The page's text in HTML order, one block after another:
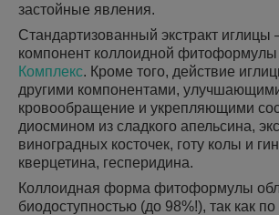
застойные явления.
Стандартизованный экстракт иглицы
компонент коллоидной фитоформулы
Комплекс. Кроме того, действие
другими компонентами,
кровообращение и укрепляющими
диосмином из сладкого апельсина,
виноградных косточек, готу колы и
кверцетина, гесперидина.
Коллоидная форма фитоформулы
биодоступностью (до 98%!), так как